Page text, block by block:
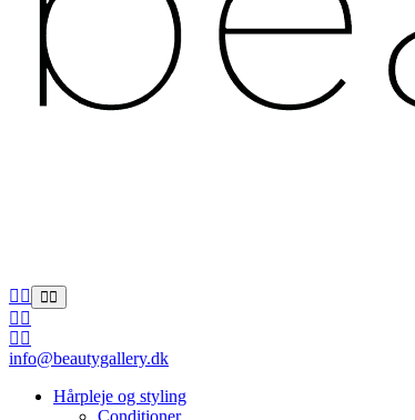
info@beautygallery.dk
Hårpleje og styling
Conditioner